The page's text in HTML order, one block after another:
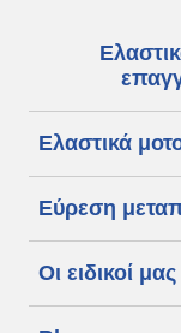
Ελαστικά
Εύρεση
Οι ειδικοί